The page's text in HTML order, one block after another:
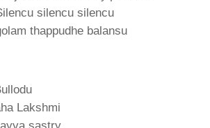
silencu silencu
thappudhe balansu
Lakshmi